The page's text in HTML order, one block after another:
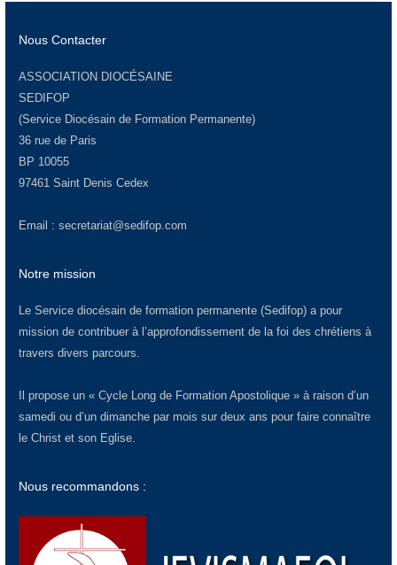
Nous Contacter
ASSOCIATION DIOCÉSAINE
SEDIFOP
(Service Diocésain de Formation Permanente)
36 rue de Paris
BP 10055
97461 Saint Denis Cedex
Email : secretariat@sedifop.com
Notre mission
Le Service diocésain de formation permanente (Sedifop) a pour
mission de contribuer à l’approfondissement de la foi des chrétiens à
travers divers parcours.
Il propose un « Cycle Long de Formation Apostolique » à raison d’un
samedi ou d’un dimanche par mois sur deux ans pour faire connaître
le Christ et son Eglise.
Nous recommandons :